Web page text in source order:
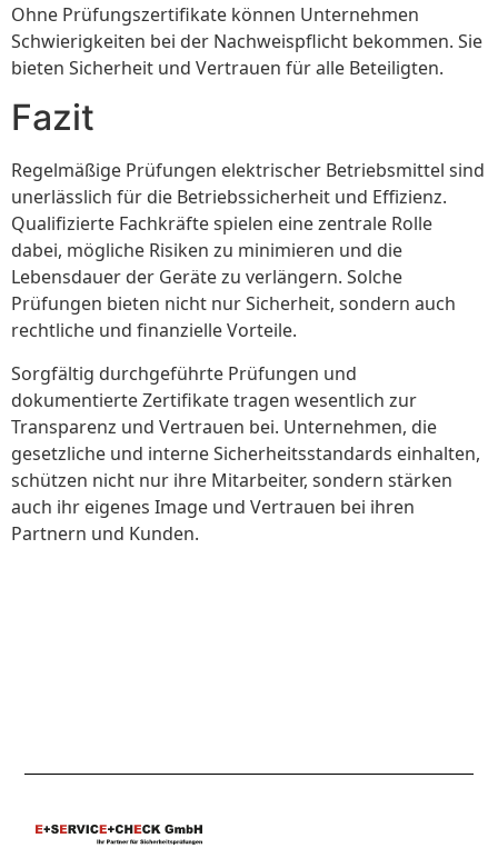
Ohne Prüfungszertifikate können Unternehmen
Schwierigkeiten bei der Nachweispflicht bekommen. Sie
bieten Sicherheit und Vertrauen für alle Beteiligten.
Fazit
Regelmäßige Prüfungen elektrischer Betriebsmittel sind
unerlässlich für die Betriebssicherheit und Effizienz.
Qualifizierte Fachkräfte spielen eine zentrale Rolle
dabei, mögliche Risiken zu minimieren und die
Lebensdauer der Geräte zu verlängern. Solche
Prüfungen bieten nicht nur Sicherheit, sondern auch
rechtliche und finanzielle Vorteile.
Sorgfältig durchgeführte Prüfungen und
dokumentierte Zertifikate tragen wesentlich zur
Transparenz und Vertrauen bei. Unternehmen, die
gesetzliche und interne Sicherheitsstandards einhalten,
schützen nicht nur ihre Mitarbeiter, sondern stärken
auch ihr eigenes Image und Vertrauen bei ihren
Partnern und Kunden.